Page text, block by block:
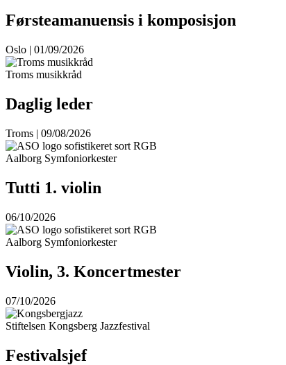
Førsteamanuensis i komposisjon
Oslo | 01/09/2026
Troms musikkråd
Daglig leder
Troms | 09/08/2026
Aalborg Symfoniorkester
Tutti 1. violin
06/10/2026
Aalborg Symfoniorkester
Violin, 3. Koncertmester
07/10/2026
Stiftelsen Kongsberg Jazzfestival
Festivalsjef